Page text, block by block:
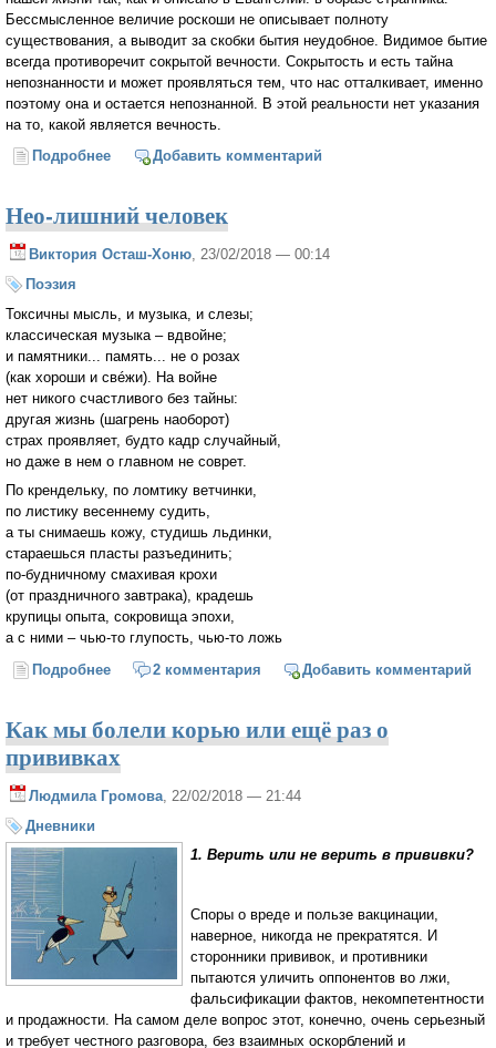
Бессмысленное величие роскоши не описывает полноту
существования, а выводит за скобки бытия неудобное. Видимое бытие
всегда противоречит сокрытой вечности. Сокрытость и есть тайна
непознанности и может проявляться тем, что нас отталкивает, именно
поэтому она и остается непознанной. В этой реальности нет указания
на то, какой является вечность.
Подробнее о Странники и потребители
Добавить комментарий
Нео-лишний человек
Виктория Осташ-Хоню , 23/02/2018 — 00:14
Поэзия
Токсичны мысль, и музыка, и слезы;
классическая музыка – вдвойне;
и памятники... память... не о розах
(как хороши и свéжи). На войне
нет никого счастливого без тайны:
другая жизнь (шагрень наоборот)
страх проявляет, будто кадр случайный,
но даже в нем о главном не соврет.
По крендельку, по ломтику ветчинки,
по листику весеннему судить,
а ты снимаешь кожу, студишь льдинки,
стараешься пласты разъединить;
по-будничному смахивая крохи
(от праздничного завтрака), крадешь
крупицы опыта, сокровища эпохи,
а с ними – чью-то глупость, чью-то ложь
Подробнее о Нео-лишний человек
2 комментария Добавить комментарий
Как мы болели корью или ещё раз о
прививках
Людмила Громова , 22/02/2018 — 21:44
Дневники
1. Верить или не верить в прививки?
Споры о вреде и пользе вакцинации,
наверное, никогда не прекратятся. И
сторонники прививок, и противники
пытаются уличить оппонентов во лжи,
фальсификации фактов, некомпетентности
и продажности. На самом деле вопрос этот, конечно, очень серьезный
и требует честного разговора, без взаимных оскорблений и